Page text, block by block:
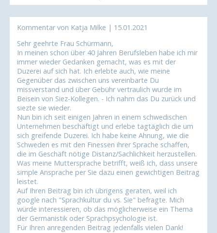
Kommentar von Katja Milke | 15.01.2021
Sehr geehrte Frau Schürmann,
In meinen schon über 40 Jahren Berufsleben habe ich mir
immer wieder Gedanken gemacht, was es mit der
Duzerei auf sich hat. Ich erlebte auch, wie meine
Gegenüber das zwischen uns vereinbarte Du
missverstand und über Gebühr vertraulich wurde im
Beisein von Siez-Kollegen. - Ich nahm das Du zurück und
siezte sie wieder.
Nun bin ich seit einigen Jahren in einem schwedischen
Unternehmen beschäftigt und erlebe tagtäglich die um
sich greifende Duzerei. Ich habe keine Ahnung, wie die
Schweden es mit den Finessen ihrer Sprache schaffen,
die im Geschäft nötige Distanz/Sachlichkeit herzustellen.
Was meine Muttersprache betrifft, weiß ich, dass unsere
simple Ansprache per Sie dazu einen gewichtigen Beitrag
leistet.
Auf Ihren Beitrag bin ich übrigens geraten, weil ich
google nach "Sprachkultur du vs. Sie" befragte. Mich
würde interessieren, ob das möglicherweise ein Thema
der Germanistik oder Sprachpsychologie ist.
Für Ihren anregenden Beitrag jedenfalls vielen Dank!